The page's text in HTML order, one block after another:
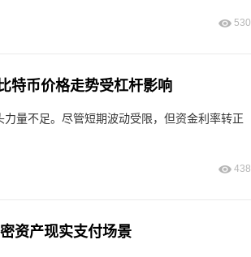
530
特币价格走势受杠杆影响
量不足。尽管短期波动受限，但资金利率转正
438
资产现实支付场景